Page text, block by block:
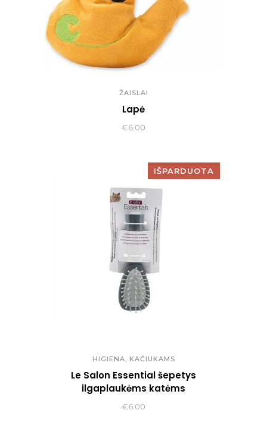
ŽAISLAI
Lapė
€6.00
IŠPARDUOTA
HIGIENA, KAČIUKAMS
Le Salon Essential šepetys
ilgaplaukėms katėms
€6.00